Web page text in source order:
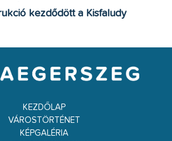
kezdődött a Kisfaludy
KEZDŐLAP
VÁROSTÖRTÉNET
KÉPGALÉRIA